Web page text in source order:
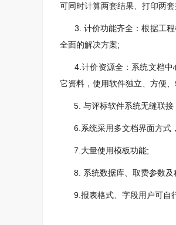
可同时计算两套结果、打印两
3. 计价功能齐全：根据工程
全面的解决方案;
4.计价资源全：系统文档中
它资料，使用软件独立、方便、
5. 与评标软件系统无缝联接
6.系统采用多文档界面方式
7.大量使用模板功能;
8. 系统数据库、取费参数及
9.报表格式、字段用户可自